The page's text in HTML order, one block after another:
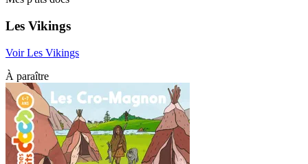
Les Vikings
Voir Les Vikings
À paraître